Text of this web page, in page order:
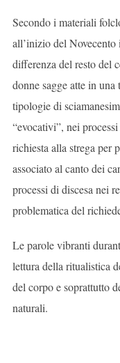
Secondo i materiali
all’inizio del
differenza del resto del
donne sagge atte in
tipologie di
“evocativi”, nei
richiesta alla strega per
associato al canto dei
processi di discesa nei
problematica del
Le parole vibranti
lettura della ritualistica
del corpo e soprattutto
naturali.